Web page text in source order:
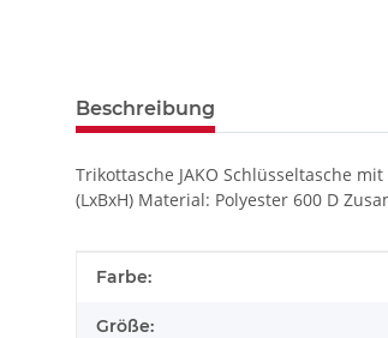
Beschreibung
Trikottasche JAKO Schlüsseltasche
(LxBxH) Material: Polyester 600 D
Produkteigenschaft
Wert
Farbe:
Größe: